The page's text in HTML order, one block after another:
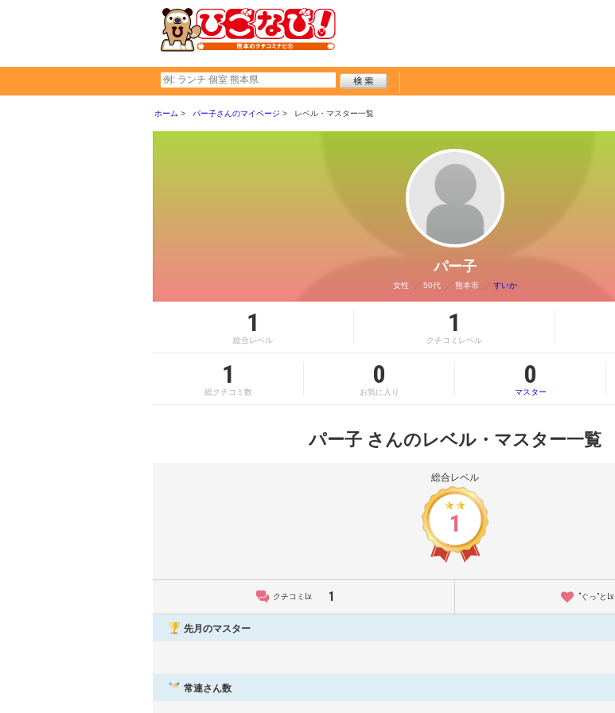
ホーム パー子さんのマイページ レベル・マスター一覧
パー子
女性 50代 熊本市 すいか
1
総合レベル
1
クチコミレベル
1
総クチコミ数
0
お気に入り
0
マスター
パー子 さんのレベル・マスター一覧
総合レベル
1
クチコミLv. 1 “ぐっ”とLv.
先月のマスター
常連さん数